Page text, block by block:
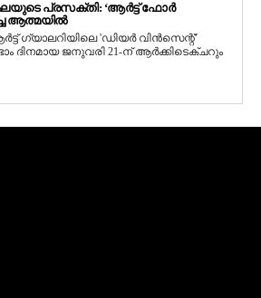
പ്രസക്തി: ‘ആർട്ട് ഫോർ
ആത്മയിൽ
ഗ്യാലറിയിലെ 'ഡിയർ വിൻസെന്റ്'
ദിനമായ ജനുവരി 21-ന് ആർക്കിടെക്ചറും